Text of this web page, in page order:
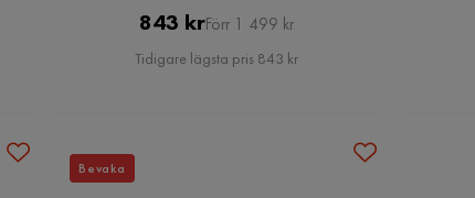
Pris
843 kr Original
Pris
Förr 1 499 kr
Tidigare lägsta pris 843 kr
Bevaka